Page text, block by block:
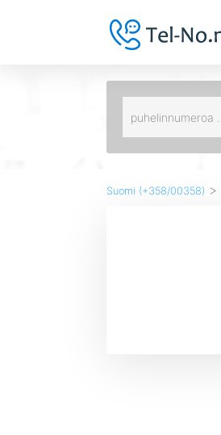
Suomi (+358/00358) >